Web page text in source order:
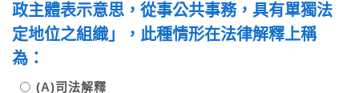
政主體表示意思，從事公共事務，具有單獨法
定地位之組織」，此種情形在法律解釋上稱
為：
(A)司法解釋